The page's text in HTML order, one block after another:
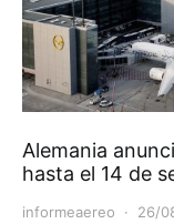
Alemania
hasta el 14 de
informeaereo 26/